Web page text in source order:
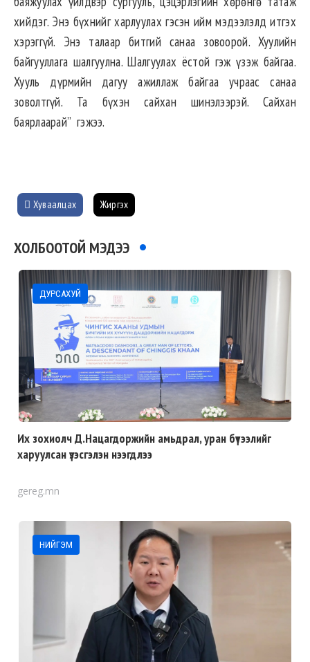
хийдэг. Энэ бүхнийг харлуулах гэсэн ийм мэдээлэлд итгэх
хэрэггүй. Энэ талаар битгий санаа зовоорой. Хуулийн
байгууллага шалгуулна. Шалгуулах ёстой гэж үзэж байгаа.
Хууль дүрмийн дагуу ажиллаж байгаа учраас санаа
зоволтгүй. Та бүхэн сайхан шинэлээрэй. Сайхан
баярлаарай” гэжээ.
Хуваалцах Жиргэх
ХОЛБООТОЙ МЭДЭЭ
ДУРСАХУЙ
Их зохиолч Д.Нацагдоржийн амьдрал, уран бүтээлийг
харуулсан үзэсгэлэн нээгдлээ
gereg.mn
НИЙГЭМ